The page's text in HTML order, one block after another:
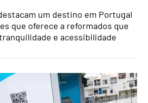
um destino em Portugal
que oferece a reformados que
e acessibilidade